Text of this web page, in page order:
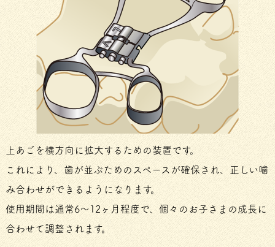
上あごを横方向に拡大するための装置です。
これにより、歯が並ぶためのスペースが確保され、正しい噛
み合わせができるようになります。
使用期間は通常6〜12ヶ月程度で、個々のお子さまの成長に
合わせて調整されます。